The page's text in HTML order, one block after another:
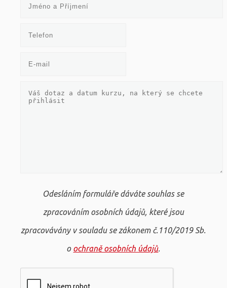
Odesláním formuláře dáváte souhlas se
zpracováním osobních údajů, které jsou
zpracovávány v souladu se zákonem č.110/2019 Sb.
o ochraně osobních údajů.